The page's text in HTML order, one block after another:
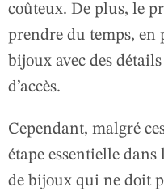
coûteux. De plus, le
prendre du temps,
bijoux avec des
d’accès.
Cependant, malgré
étape essentielle dans
de bijoux qui ne doit